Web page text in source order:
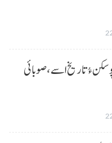
ءُ تاریخ اسے، صوبائی